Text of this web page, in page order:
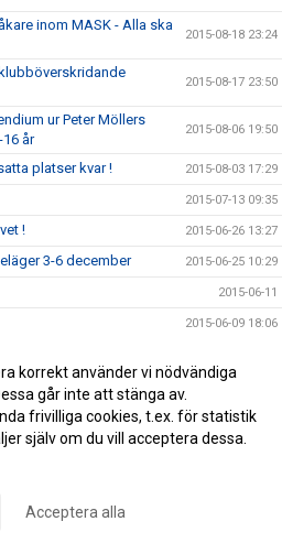
inom MASK - Alla ska
2015-08-18 23:24
2015-08-17 23:50
ur Peter Möllers
år
2015-08-06 19:50
platser kvar ! 2015-08-03 17:29
2015-07-13 09:35
! 2015-06-26 13:27
3-6 december 2015-06-25 10:29
2015-06-11
2015-06-09 18:06
2015-06-07 11:03
Sjötuna 2015-06-05 13:01
2015-06-02 10:27
om årsmötet
korrekt använder vi nödvändiga
går inte att stänga av.
frivilliga cookies, t.ex. för statistik
själv om du vill acceptera dessa.
Acceptera alla